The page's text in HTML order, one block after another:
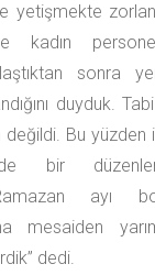
yetişmekte
kadın
sonra
duyduk.
değildi. Bu yüzden
bir
ayı
mesaiden
dedi.